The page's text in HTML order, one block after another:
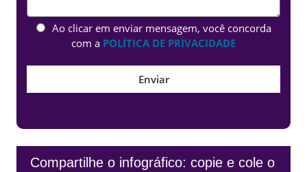
Ao clicar em enviar mensagem, você concorda
com a POLÍTICA DE PRIVACIDADE
Compartilhe o infográfico: copie e cole o